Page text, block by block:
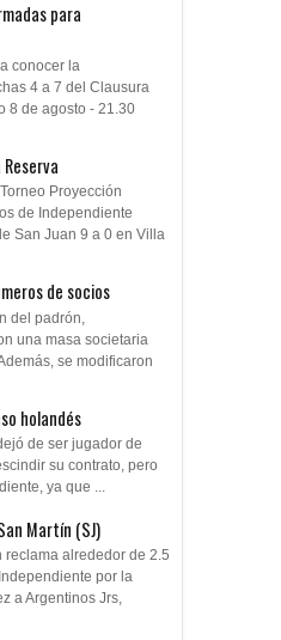
para
conocer la
4 a 7 del Clausura
8 de agosto - 21.30
Proyección
de Independiente
San Juan 9 a 0 en Villa
de socios
del padrón,
una masa societaria
se modificaron
holandés
de ser jugador de
su contrato, pero
ya que ...
Martín (SJ)
reclama alrededor de 2.5
por la
a Argentinos Jrs,